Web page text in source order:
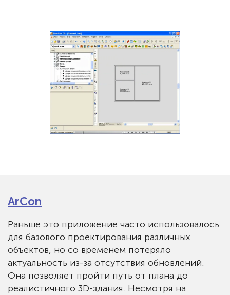
ArCon
Раньше это приложение часто использовалось
для базового проектирования различных
объектов, но со временем потеряло
актуальность из-за отсутствия обновлений.
Она позволяет пройти путь от плана до
реалистичного 3D-здания. Несмотря на